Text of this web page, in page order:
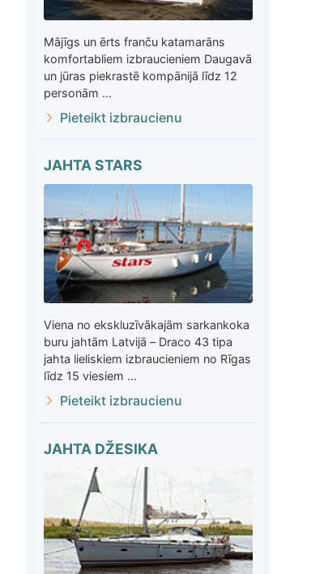
Mājīgs un ērts franču katamarāns
komfortabliem izbraucieniem Daugavā
un jūras piekrastē kompānijā līdz 12
personām ...
Pieteikt izbraucienu
JAHTA STARS
Viena no ekskluzīvākajām sarkankoka
buru jahtām Latvijā – Draco 43 tipa
jahta lieliskiem izbraucieniem no Rīgas
līdz 15 viesiem ...
Pieteikt izbraucienu
JAHTA DŽESIKA